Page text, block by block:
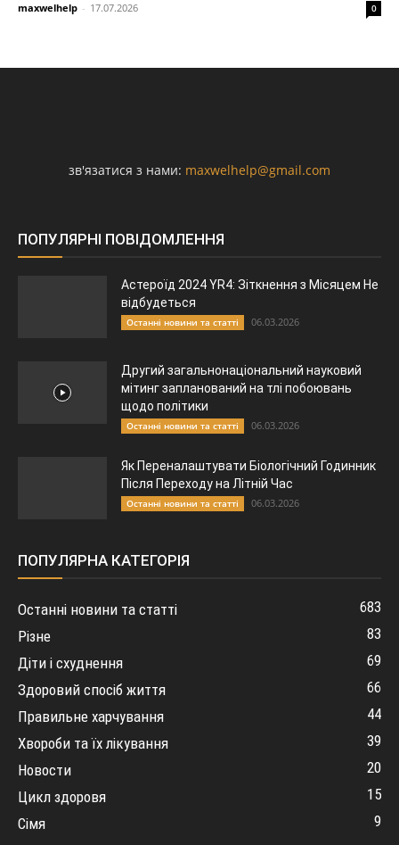
maxwelhelp - 17.07.2026 0
зв'язатися з нами: maxwelhelp@gmail.com
ПОПУЛЯРНІ ПОВІДОМЛЕННЯ
Астероїд 2024 YR4: Зіткнення з Місяцем Не
відбудеться
Останні новини та статті 06.03.2026
Другий загальнонаціональний науковий
мітинг запланований на тлі побоювань
щодо політики
Останні новини та статті 06.03.2026
Як Переналаштувати Біологічний Годинник
Після Переходу на Літній Час
Останні новини та статті 06.03.2026
ПОПУЛЯРНА КАТЕГОРІЯ
Останні новини та статті
683
Різне
83
Діти і схуднення
69
Здоровий спосіб життя
66
Правильне харчування
44
Хвороби та їх лікування
39
Новости
20
Цикл здоровя
15
Сімя
9